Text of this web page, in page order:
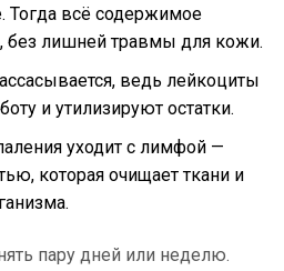
Тогда всё содержимое
без лишней травмы для кожи.
ведь лейкоциты
и утилизируют остатки.
уходит с лимфой —
которая очищает ткани и
пару дней или неделю.